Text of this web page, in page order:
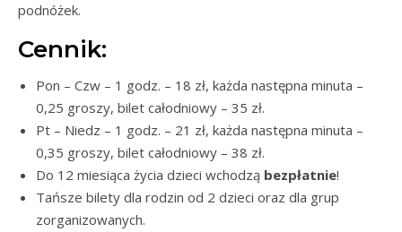
podnóżek.
Cennik:
Pon – Czw – 1 godz. – 18 zł, każda następna minuta –
0,25 groszy, bilet całodniowy – 35 zł.
Pt – Niedz – 1 godz. – 21 zł, każda następna minuta –
0,35 groszy, bilet całodniowy – 38 zł.
Do 12 miesiąca życia dzieci wchodzą bezpłatnie!
Tańsze bilety dla rodzin od 2 dzieci oraz dla grup
zorganizowanych.